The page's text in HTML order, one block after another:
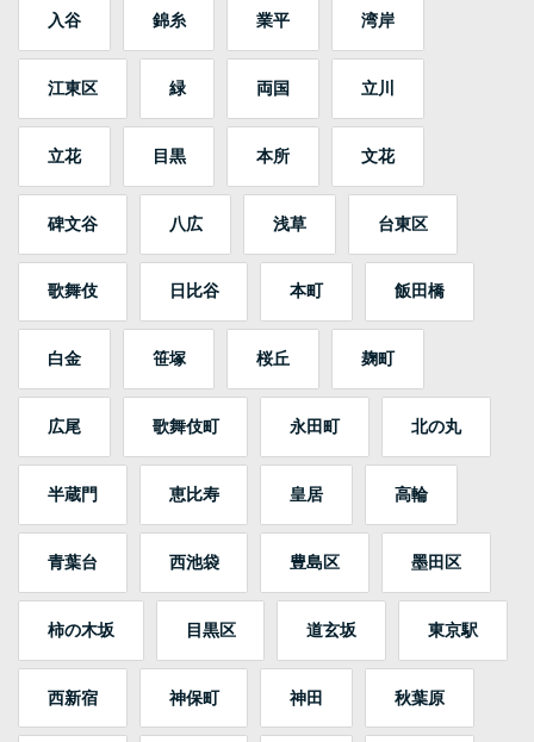
入谷 錦糸 業平 湾岸
江東区 緑 両国 立川
立花 目黒 本所 文花
碑文谷 八広 浅草 台東区
歌舞伎 日比谷 本町 飯田橋
白金 笹塚 桜丘 麹町
広尾 歌舞伎町 永田町 北の丸
半蔵門 恵比寿 皇居 高輪
青葉台 西池袋 豊島区 墨田区
柿の木坂 目黒区 道玄坂 東京駅
西新宿 神保町 神田 秋葉原